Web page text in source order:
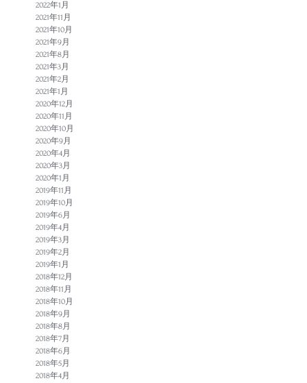
2022年1月
2021年11月
2021年10月
2021年9月
2021年8月
2021年3月
2021年2月
2021年1月
2020年12月
2020年11月
2020年10月
2020年9月
2020年4月
2020年3月
2020年1月
2019年11月
2019年10月
2019年6月
2019年4月
2019年3月
2019年2月
2019年1月
2018年12月
2018年11月
2018年10月
2018年9月
2018年8月
2018年7月
2018年6月
2018年5月
2018年4月